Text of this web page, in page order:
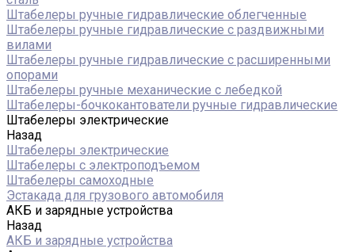
Штабелеры ручные гидравлические облегченные
Штабелеры ручные гидравлические с раздвижными
вилами
Штабелеры ручные гидравлические с расширенными
опорами
Штабелеры ручные механические с лебедкой
Штабелеры-бочкокантователи ручные гидравлические
Штабелеры электрические
Назад
Штабелеры электрические
Штабелеры с электроподъемом
Штабелеры самоходные
Эстакада для грузового автомобиля
АКБ и зарядные устройства
Назад
АКБ и зарядные устройства